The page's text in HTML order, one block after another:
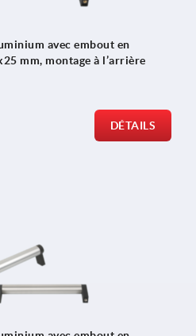
avec embout en
mm, montage à l’arrière
DÉTAILS